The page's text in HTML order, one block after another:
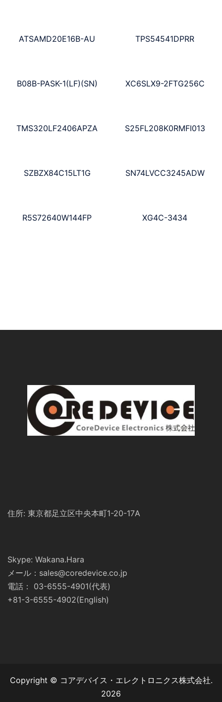
ATSAMD20E16B-AU TPS54541DPRR
B08B-PASK-1(LF)(SN) XC6SLX9-2FTG256C
TMS320LF2406APZA S25FL208K0RMFI013
SZBZX84C15LT1G SN74LVCC3245ADW
R5S72640W144FP XG4C-3434
住所: 東京都足立区中央本町1-20-17A
Skype: Wakana.Hara
メール：sales@coredevice.co.jp
電話： 03-6555-4901(代表)
+81-3-6555-4902(English)
Copyright © コアデバイス・エレクトロニクス株式会社.
2026